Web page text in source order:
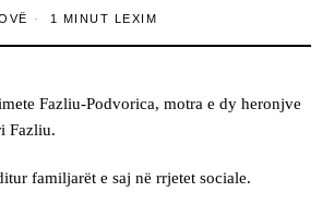
1 MINUT LEXIM
Fazliu-Podvorica, motra e dy heronjve
Fazliu.
familjarët e saj në rrjetet sociale.